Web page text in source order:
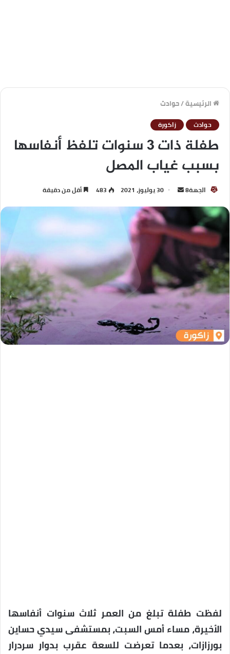
الرئيسية/حوادث
حوادث زاكورة
طفلة ذات 3 سنوات تلفظ أنفاسها
بسبب غياب المصل
الجهة8 30 يوليوز، 2021 483 أقل من دقيقة
لفظت طفلة تبلغ من العمر ثلاث سنوات أنفاسها
الأخيرة، مساء أمس السبت، بمستشفى سيدي حساين
بورزازات، بعدما تعرضت للسعة عقرب بدوار سردرار